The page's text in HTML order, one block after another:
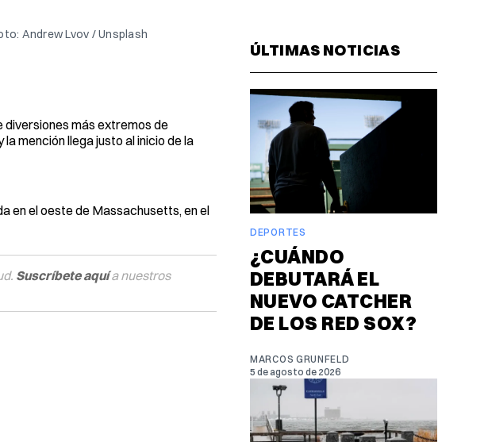
Andrew Lvov / Unsplash
diversiones más extremos de
mención llega justo al inicio de la
en el oeste de Massachusetts, en el
Suscríbete aquía nuestros
ÚLTIMAS NOTICIAS
DEPORTES
¿CUÁNDO
DEBUTARÁ EL
NUEVO CATCHER
DE LOS RED SOX?
MARCOS GRUNFELD
5 de agosto de 2026